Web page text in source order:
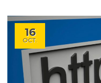
16
OCT.